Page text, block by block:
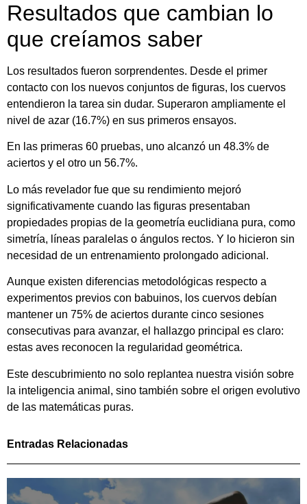
Resultados que cambian lo
que creíamos saber
Los resultados fueron sorprendentes. Desde el primer
contacto con los nuevos conjuntos de figuras, los cuervos
entendieron la tarea sin dudar. Superaron ampliamente el
nivel de azar (16.7%) en sus primeros ensayos.
En las primeras 60 pruebas, uno alcanzó un 48.3% de
aciertos y el otro un 56.7%.
Lo más revelador fue que su rendimiento mejoró
significativamente cuando las figuras presentaban
propiedades propias de la geometría euclidiana pura, como
simetría, líneas paralelas o ángulos rectos. Y lo hicieron sin
necesidad de un entrenamiento prolongado adicional.
Aunque existen diferencias metodológicas respecto a
experimentos previos con babuinos, los cuervos debían
mantener un 75% de aciertos durante cinco sesiones
consecutivas para avanzar, el hallazgo principal es claro:
estas aves reconocen la regularidad geométrica.
Este descubrimiento no solo replantea nuestra visión sobre
la inteligencia animal, sino también sobre el origen evolutivo
de las matemáticas puras.
Entradas Relacionadas